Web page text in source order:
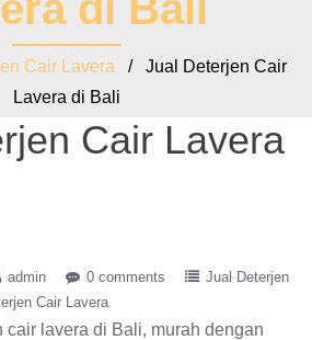
Cair Lavera / Jual Deterjen Cair
Lavera di Bali
Cair Lavera
admin 0 comments
Jual Deterjen
Cair Lavera
cair lavera di Bali, murah dengan